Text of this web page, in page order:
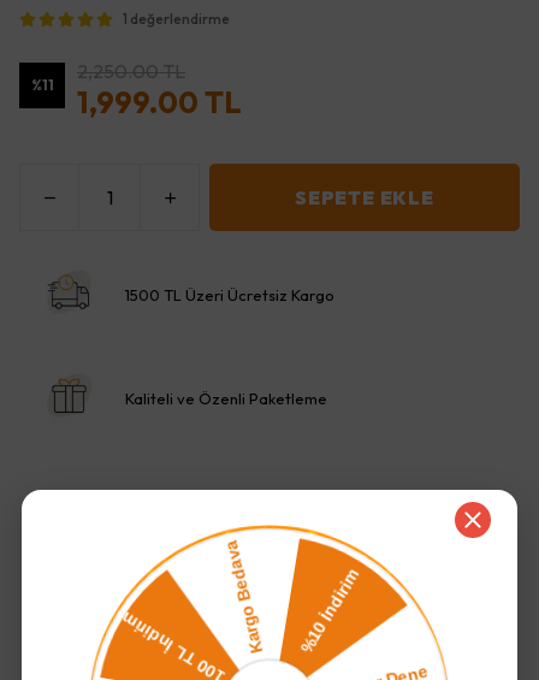
1 değerlendirme
%11
2,250.00 TL
1,999.00 TL
SEPETE EKLE
1500 TL Üzeri Ücretsiz Kargo
Kaliteli ve Özenli Paketleme
500 gr yer fıstıgı